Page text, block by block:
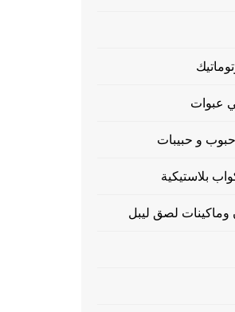
عبوات
حبوب و حبيبات
بلاستيكية
وماكينات لصق ليبل